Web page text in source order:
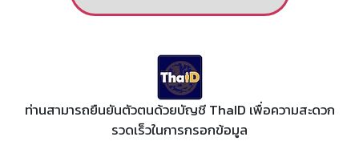
ท่านสามารถยืนยันตัวตนด้วยบัญชี ThaID เพื่อความสะดวก
รวดเร็วในการกรอกข้อมูล